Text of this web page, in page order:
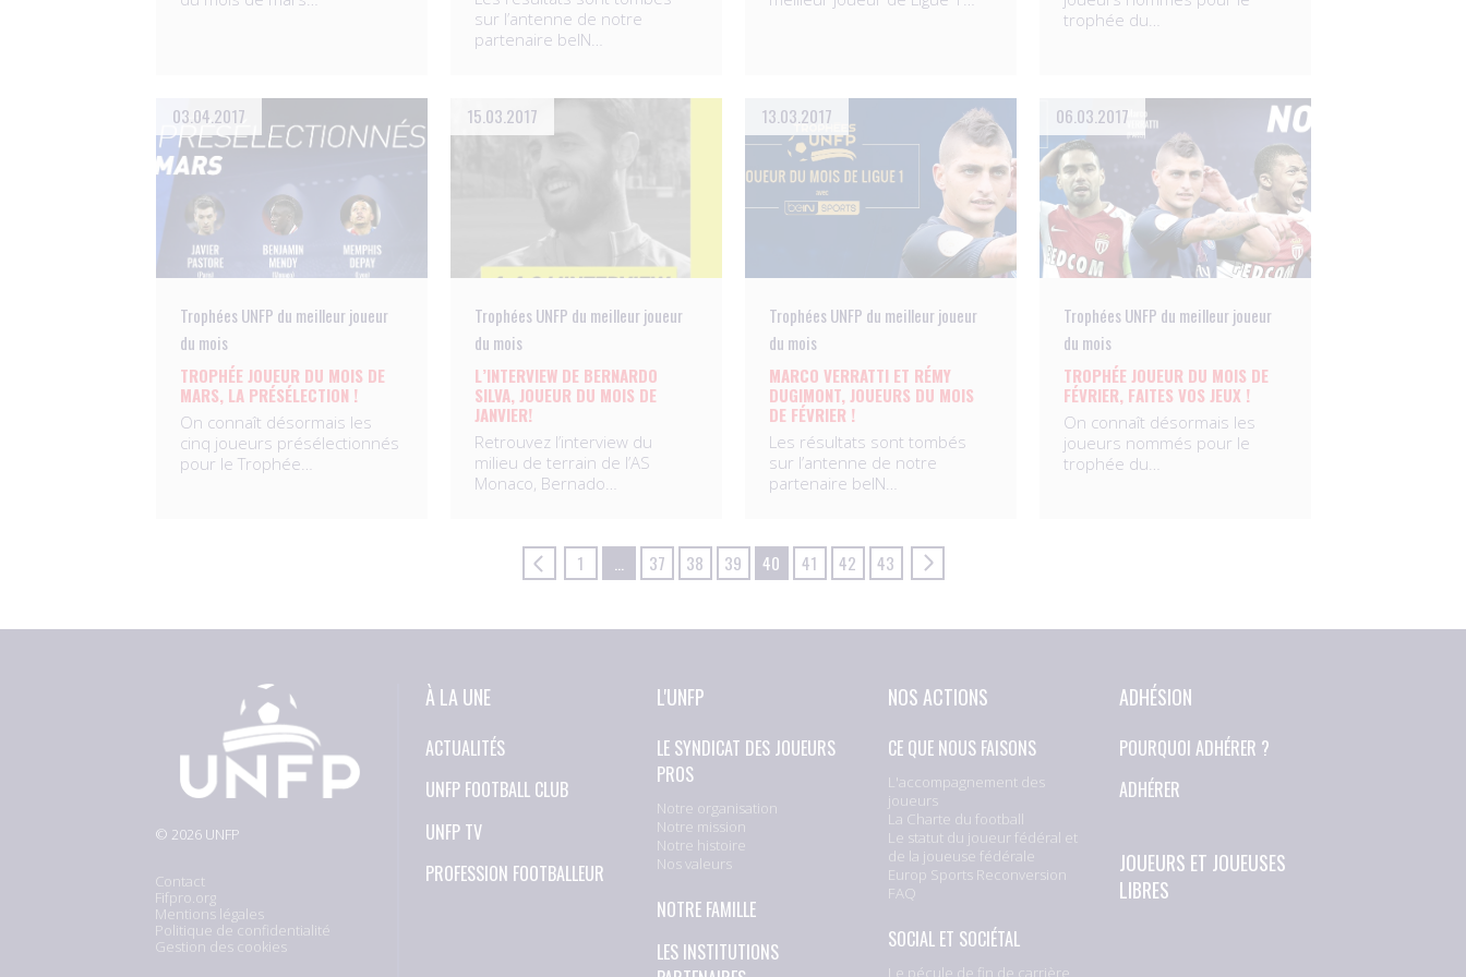
sur l’antenne de notre
partenaire beIN…
trophée du…
03.04.2017
Trophées UNFP du meilleur joueur
du mois
TROPHÉE JOUEUR DU MOIS DE
MARS, LA PRÉSÉLECTION !
On connaît désormais les
cinq joueurs présélectionnés
pour le Trophée…
15.03.2017
Trophées UNFP du meilleur joueur
du mois
L’INTERVIEW DE BERNARDO
SILVA, JOUEUR DU MOIS DE
JANVIER!
Retrouvez l’interview du
milieu de terrain de l’AS
Monaco, Bernado…
13.03.2017
Trophées UNFP du meilleur joueur
du mois
MARCO VERRATTI ET RÉMY
DUGIMONT, JOUEURS DU MOIS
DE FÉVRIER !
Les résultats sont tombés
sur l’antenne de notre
partenaire beIN…
06.03.2017
Trophées UNFP du meilleur joueur
du mois
TROPHÉE JOUEUR DU MOIS DE
FÉVRIER, FAITES VOS JEUX !
On connaît désormais les
joueurs nommés pour le
trophée du…
1 37 38 39 40 41 42 43
© 2026 UNFP
Contact
Fifpro.org
Mentions légales
Politique de confidentialité
Gestion des cookies
À LA UNE
ACTUALITÉS
UNFP FOOTBALL CLUB
UNFP TV
PROFESSION FOOTBALLEUR
L'UNFP
LE SYNDICAT DES JOUEURS
PROS
Notre organisation
Notre mission
Notre histoire
Nos valeurs
NOTRE FAMILLE
LES INSTITUTIONS
NOS ACTIONS
CE QUE NOUS FAISONS
L'accompagnement des
joueurs
La Charte du football
Le statut du joueur fédéral et
de la joueuse fédérale
Europ Sports Reconversion
FAQ
SOCIAL ET SOCIÉTAL
Le pécule de fin de carrière
ADHÉSION
POURQUOI ADHÉRER ?
ADHÉRER
JOUEURS ET JOUEUSES
LIBRES